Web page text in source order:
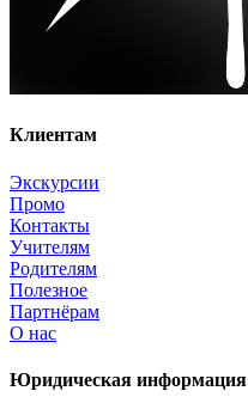
Клиентам
Экскурсии
Промо
Контакты
Учителям
Родителям
Полезное
Партнёрам
О нас
Юридическая информация